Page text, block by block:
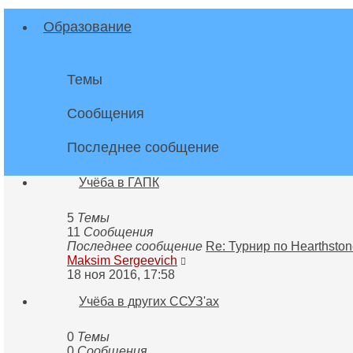
Образование
Темы
Сообщения
Последнее сообщение
Учёба в ГАПК
5 Темы
11 Сообщения
Последнее сообщение Re: Турнир по
Maksim Sergeevich
сообщению
18 ноя 2016, 17:58
Учёба в других ССУЗ'ах
0 Темы